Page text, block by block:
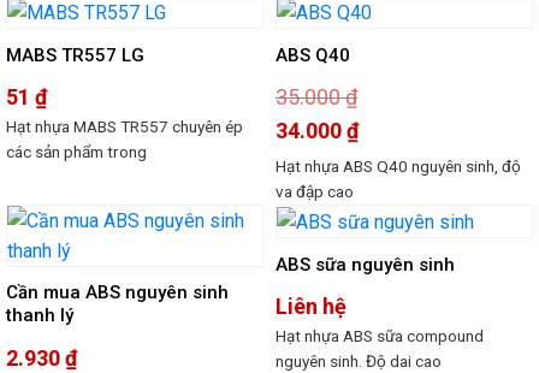
MABS TR557 LG
51 ₫
Hạt nhựa MABS TR557 chuyên ép
các sản phẩm trong
ABS Q40
35.000₫
Giá
gốc
là:
35.000 ₫.
34.000₫
Giá
hiện
tại
là:
34.000 ₫.
Hạt nhựa ABS Q40 nguyên sinh, độ
va đập cao
Cần mua ABS nguyên sinh
thanh lý
2.930₫
ABS sữa nguyên sinh
Liên hệ
Hạt nhựa ABS sữa compound
nguyên sinh. Độ dai cao